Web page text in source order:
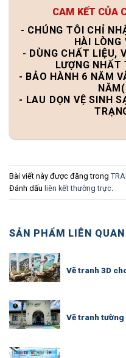
CAM KẾT CỦA
- CHÚNG TÔI CHỈ
HÀI LÒNG
- DÙNG CHẤT LIỆU,
LƯỢNG NHẤT
- BẢO HÀNH 6 NĂM
- LAU DỌN VỆ SINH
Bài viết này được đăng trong
Đánh dấu liên kết thường trực
SẢN PHẨM LIÊN QUAN
Vẽ tranh 3D
Vẽ tranh